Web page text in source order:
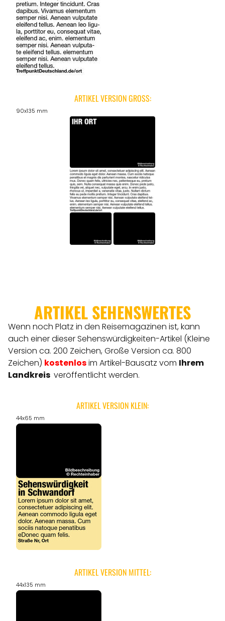
ARTIKEL VERSION GROSS:
90x135 mm
ARTIKEL SEHENSWERTES
Wenn noch Platz in den Reisemagazinen ist, kann
auch einer dieser Sehenswürdigkeiten-Artikel (Kleine
Version ca. 200 Zeichen, Große Version ca. 800
Zeichen) kostenlosim Artikel-Bausatz vom Ihrem
Landkreis veröffentlicht werden.
ARTIKEL VERSION KLEIN:
44x65 mm
ARTIKEL VERSION MITTEL:
44x135 mm